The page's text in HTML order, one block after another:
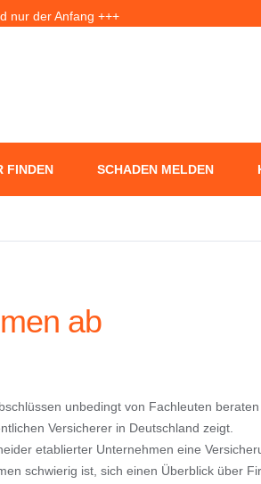
nur der Anfang +++
gefährlich werden kann +++
FINDEN SCHADEN MELDEN
ab
unbedingt von Fachleuten
Versicherer in Deutschland zeigt.
etablierter Unternehmen eine
schwierig ist, sich einen Überblick über